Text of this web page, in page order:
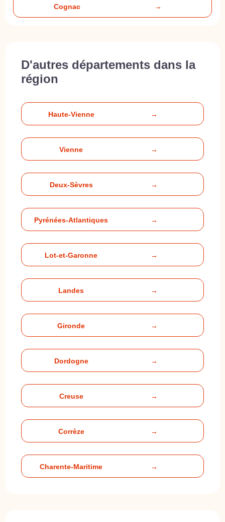
Cognac →
D'autres départements dans la
région
Haute-Vienne →
Vienne →
Deux-Sèvres →
Pyrénées-Atlantiques →
Lot-et-Garonne →
Landes →
Gironde →
Dordogne →
Creuse →
Corrèze →
Charente-Maritime →